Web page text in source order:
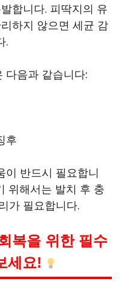
합니다. 피딱지의 유
하지 않으면 세균 감
.
다음과 같습니다:
후
이 반드시 필요합니
위해서는 발치 후 충
가 필요합니다.
복을 위한 필수
세요!